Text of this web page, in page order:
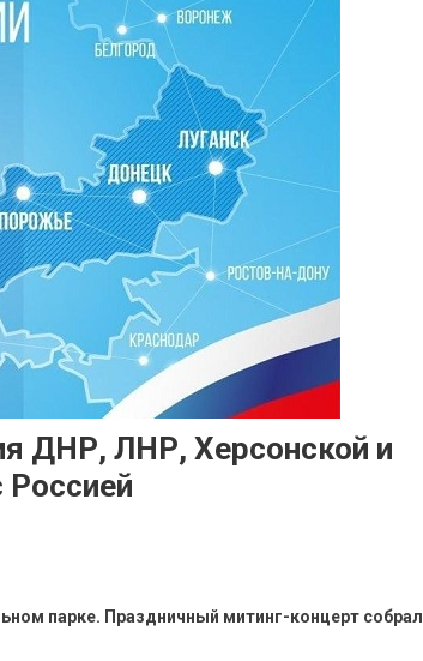
ДНР, ЛНР, Херсонской и
Россией
парке. Праздничный митинг-концерт собрал